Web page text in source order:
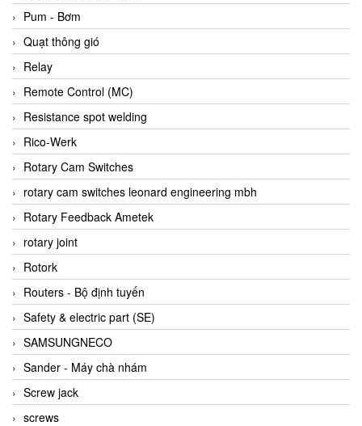
Black Box
BlackBox Vietnam
BLAGDON PUMP
Bloom Engineering
Boneng
Bopp & Reuther Messtechnik
Bosch
Boydcorp
BRAUN Vietnam
Brinkmann Pumpen
BRONKHORST
Brook Instrument
Brooks Instrument Vietnam
Buhler
BURLING INSTRUMENTS
Burster
BUSCHJOST
Pum - Bơm
Quạt thông gió
Relay
Remote Control (MC)
Resistance spot welding
Rico-Werk
Rotary Cam Switches
rotary cam switches leonard engineering mbh
Rotary Feedback Ametek
rotary joint
Rotork
Routers - Bộ định tuyến
Safety & electric part (SE)
SAMSUNGNECO
Sander - Máy chà nhám
Screw jack
screws